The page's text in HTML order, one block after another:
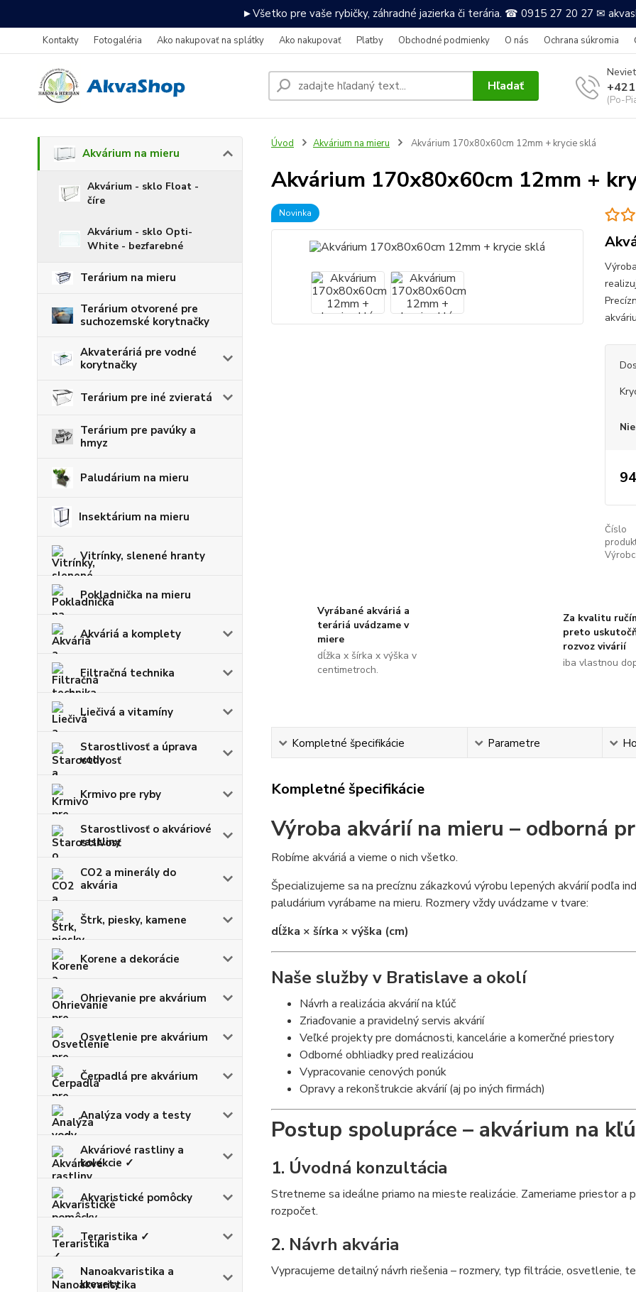
►Všetko pre vaše rybičky, záhradné jazierka či terária. ☎ 0915 27 20 27 ✉
Kontakty Fotogaléria Ako nakupovať na splátky Ako nakupovať Platby Obchodné podmienky O nás Ochrana súkromia
Hľadať
(Po-
Akvárium na mieru
Akvárium - sklo Float -
číre
Akvárium - sklo Opti-
White - bezfarebné
Terárium na mieru
Terárium otvorené pre
suchozemské korytnačky
Akvateráriá pre vodné
korytnačky
Terárium pre iné zvieratá
Terárium pre pavúky a
hmyz
Paludárium na mieru
Insektárium na mieru
Vitrínky, slenené hranty
Pokladnička na mieru
Akváriá a komplety
Filtračná technika
Liečivá a vitamíny
Starostlivosť a úprava
vody
Krmivo pre ryby
Starostlivosť o akváriové
rastliny
CO2 a minerály do
akvária
Štrk, piesky, kamene
Korene a dekorácie
Ohrievanie pre akvárium
Osvetlenie pre akvárium
Čerpadlá pre akvárium
Analýza vody a testy
Akváriové rastliny a
kolekcie ✓
Akvaristické pomôcky
Teraristika ✓
Nanoakvaristika a
krevety
Úvod Akvárium na mieru Akvárium 170x80x60cm 12mm + krycie sklá
Akvárium 170x80x60cm 12mm +
Novinka
Číslo
Vyrábané akváriá a
teráriá uvádzame v
miere
dĺžka x šírka x výška v
centimetroch.
Za kvalitu
preto
rozvoz vivárií
iba vlastnou
Kompletné špecifikácie Parametre
Kompletné špecifikácie
Výroba akvárií na mieru – odborná
Robíme akváriá a vieme o nich všetko.
Špecializujeme sa na precíznu zákazkovú výrobu lepených akvárií podľa
paludárium vyrábame na mieru. Rozmery vždy uvádzame v tvare:
dĺžka × šírka × výška (cm)
Naše služby v Bratislave a okolí
Návrh a realizácia akvárií na kľúč
Zriaďovanie a pravidelný servis akvárií
Veľké projekty pre domácnosti, kancelárie a komerčné priestory
Odborné obhliadky pred realizáciou
Vypracovanie cenových ponúk
Opravy a rekonštrukcie akvárií (aj po iných firmách)
Postup spolupráce – akvárium na
1. Úvodná konzultácia
Stretneme sa ideálne priamo na mieste realizácie. Zameriame priestor
rozpočet.
2. Návrh akvária
Vypracujeme detailný návrh riešenia – rozmery, typ filtrácie, osvetlenie,